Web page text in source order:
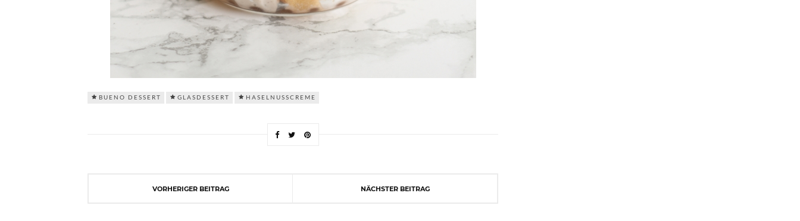
BUENO DESSERT GLASDESSERT HASELNUSSCREME
VORHERIGER BEITRAG NÄCHSTER BEITRAG